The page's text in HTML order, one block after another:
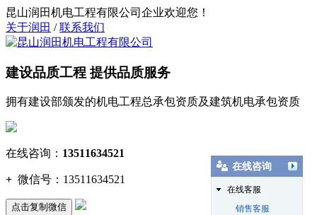
昆山润田机电工程有限公司企业欢迎您！
关于润田 /联系我们
建设品质工程 提供品质服务
拥有建设部颁发的机电工程总承包资质及建筑机电承包资质
在线咨询： 13511634521
+ 微信号： 13511634521
点击复制微信
在线咨询
在线客服
销售客服